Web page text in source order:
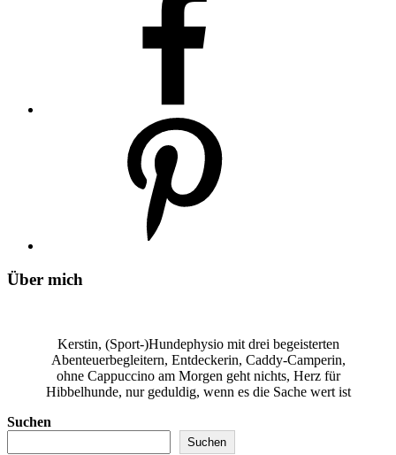
Über mich
Kerstin, (Sport-)Hundephysio mit drei begeisterten
Abenteuerbegleitern, Entdeckerin, Caddy-Camperin,
ohne Cappuccino am Morgen geht nichts, Herz für
Hibbelhunde, nur geduldig, wenn es die Sache wert ist
Suchen
Suchen